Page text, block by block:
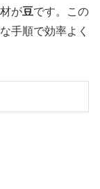
が豆です。この
手順で効率よく